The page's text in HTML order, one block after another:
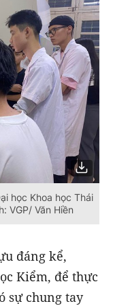
học Khoa học Thái
VGP/ Văn Hiền
đáng kể,
Kiểm, để thực
sự chung tay